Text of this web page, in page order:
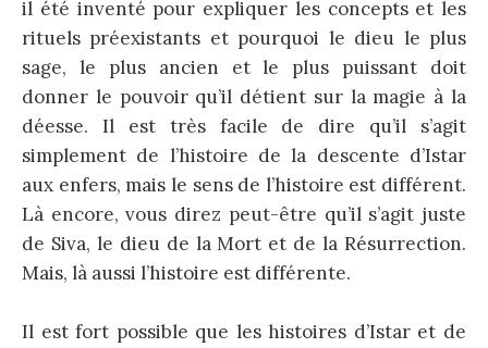
il été inventé pour expliquer les concepts et les
rituels préexistants et pourquoi le dieu le plus
sage, le plus ancien et le plus puissant doit
donner le pouvoir qu’il détient sur la magie à la
déesse. Il est très facile de dire qu’il s’agit
simplement de l’histoire de la descente d’Istar
aux enfers, mais le sens de l’histoire est différent.
Là encore, vous direz peut-être qu’il s’agit juste
de Siva, le dieu de la Mort et de la Résurrection.
Mais, là aussi l’histoire est différente.
Il est fort possible que les histoires d’Istar et de